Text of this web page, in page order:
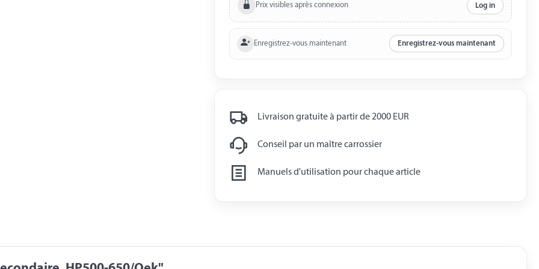
Prix visibles après connexion Log in
Enregistrez-vous maintenant Enregistrez-vous maintenant
Livraison gratuite à partir de 2000 EUR
Conseil par un maître carrossier
Manuels d'utilisation pour chaque article